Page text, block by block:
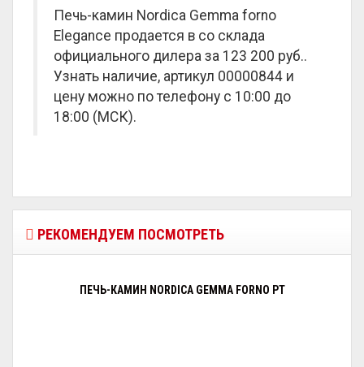
Печь-камин Nordica Gemma forno
Elegance продается в со склада
официального дилера за 123 200 руб..
Узнать наличие, артикул 00000844 и
цену можно по телефону с 10:00 до
18:00 (МСК).
РЕКОМЕНДУЕМ ПОСМОТРЕТЬ
ПЕЧЬ-КАМИН NORDICA GEMMA FORNO PT